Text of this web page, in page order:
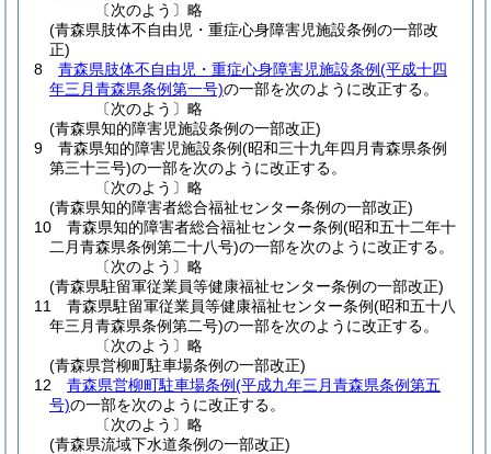
〔次のよう〕略
(青森県肢体不自由児・重症心身障害児施設条例の一部改
正)
8
青森県肢体不自由児・重症心身障害児施設条例(平成十四
年三月青森県条例第一号)の一部を次のように改正する。
〔次のよう〕略
(青森県知的障害児施設条例の一部改正)
9
青森県知的障害児施設条例(昭和三十九年四月青森県条例
第三十三号)の一部を次のように改正する。
〔次のよう〕略
(青森県知的障害者総合福祉センター条例の一部改正)
10
青森県知的障害者総合福祉センター条例(昭和五十二年十
二月青森県条例第二十八号)の一部を次のように改正する。
〔次のよう〕略
(青森県駐留軍従業員等健康福祉センター条例の一部改正)
11
青森県駐留軍従業員等健康福祉センター条例(昭和五十八
年三月青森県条例第二号)の一部を次のように改正する。
〔次のよう〕略
(青森県営柳町駐車場条例の一部改正)
12
青森県営柳町駐車場条例(平成九年三月青森県条例第五
号)の一部を次のように改正する。
〔次のよう〕略
(青森県流域下水道条例の一部改正)